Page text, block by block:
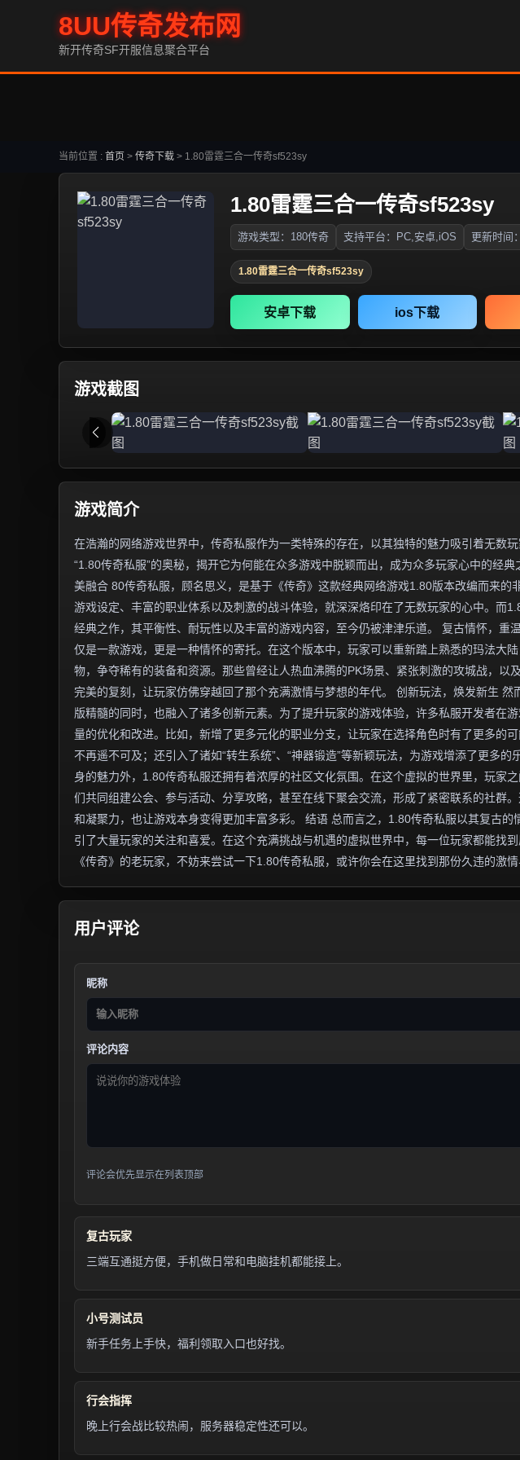
8UU传奇发布网
新开传奇SF开服信息聚合平台
当前位置 : 首页 > 传奇下载 > 1.80雷霆三合一传奇sf523sy
1.80雷霆三合一传奇sf523sy
游戏类型：180传奇 支持平台：PC,安卓,iOS 更新时间
1.80雷霆三合一传奇sf523sy
安卓下载 ios下载
游戏截图
游戏简介
在浩瀚的网络游戏世界中，传奇私服作为一类特殊的存在，以其独特的魅力吸引着无数
“1.80传奇私服”的奥秘，揭开它为何能在众多游戏中脱颖而出，成为众多玩家心中的经
美融合 80传奇私服，顾名思义，是基于《传奇》这款经典网络游戏1.80版本改编而来的
游戏设定、丰富的职业体系以及刺激的战斗体验，就深深烙印在了无数玩家的心中。而
经典之作，其平衡性、耐玩性以及丰富的游戏内容，至今仍被津津乐道。 复古情怀，重
仅是一款游戏，更是一种情怀的寄托。在这个版本中，玩家可以重新踏上熟悉的玛法大
物，争夺稀有的装备和资源。那些曾经让人热血沸腾的PK场景、紧张刺激的攻城战，以
完美的复刻，让玩家仿佛穿越回了那个充满激情与梦想的年代。 创新玩法，焕发新生
版精髓的同时，也融入了诸多创新元素。为了提升玩家的游戏体验，许多私服开发者在
量的优化和改进。比如，新增了更多元化的职业分支，让玩家在选择角色时有了更多的
不再遥不可及；还引入了诸如“转生系统”、“神器锻造”等新颖玩法，为游戏增添了更多
身的魅力外，1.80传奇私服还拥有着浓厚的社区文化氛围。在这个虚拟的世界里，玩家
们共同组建公会、参与活动、分享攻略，甚至在线下聚会交流，形成了紧密联系的社群
和凝聚力，也让游戏本身变得更加丰富多彩。 结语 总而言之，1.80传奇私服以其复古
引了大量玩家的关注和喜爱。在这个充满挑战与机遇的虚拟世界中，每一位玩家都能找
《传奇》的老玩家，不妨来尝试一下1.80传奇私服，或许你会在这里找到那份久违的激情
用户评论
昵称
评论内容
评论会优先显示在列表顶部
复古玩家
三端互通挺方便，手机做日常和电脑挂机都能接上。
小号测试员
新手任务上手快，福利领取入口也好找。
行会指挥
晚上行会战比较热闹，服务器稳定性还可以。